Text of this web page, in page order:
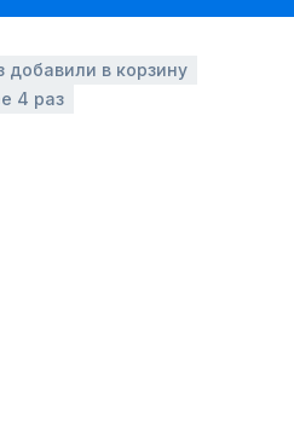
добавили в корзину
4 раз